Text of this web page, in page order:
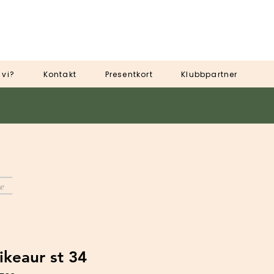
Kontakt Presentkort Klubbpartner
st 34